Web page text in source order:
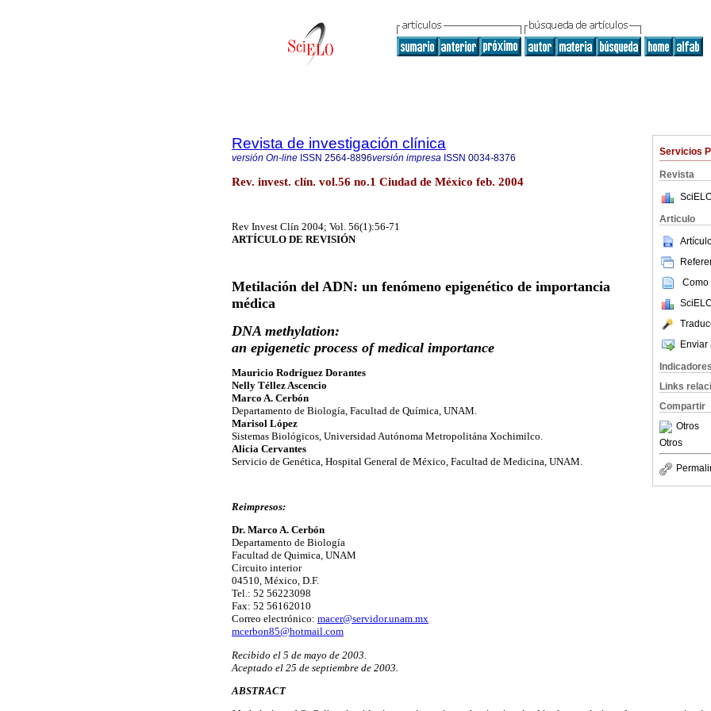
Servicios
Revista
Articulo
Como
Enviar
Indicadores
Links
Compartir
Otros
Otros
Revista de investigación clínica
versión On-line ISSN 2564-8896versión impresa ISSN 0034-8376
Rev. invest. clín. vol.56 no.1 Ciudad de México feb. 2004
Rev Invest Clín 2004; Vol. 56(1):56-71
ARTÍCULO DE REVISIÓN
Metilación del ADN: un fenómeno epigenético de importancia
médica
DNA methylation:
an epigenetic process of medical importance
Mauricio Rodríguez Dorantes
Nelly Téllez Ascencio
Marco A. Cerbón
Departamento de Biología, Facultad de Química, UNAM.
Marisol López
Sistemas Biológicos, Universidad Autónoma Metropolitána Xochimilco.
Alicia Cervantes
Servicio de Genética, Hospital General de México, Facultad de Medicina, UNAM.
Reimpresos:
Dr. Marco A. Cerbón
Departamento de Biología
Facultad de Quimica, UNAM
Circuito interior
04510, México, D.F.
Tel.: 52 56223098
Fax: 52 56162010
Correo electrónico: macer@servidor.unam.mx
mcerbon85@hotmail.com
Recibido el 5 de mayo de 2003.
Aceptado el 25 de septiembre de 2003.
ABSTRACT